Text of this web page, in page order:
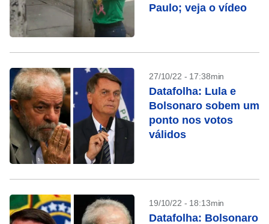
Paulo; veja o vídeo
27/10/22 - 17:38min
Datafolha: Lula e
Bolsonaro sobem um
ponto nos votos
válidos
19/10/22 - 18:13min
Datafolha: Bolsonaro